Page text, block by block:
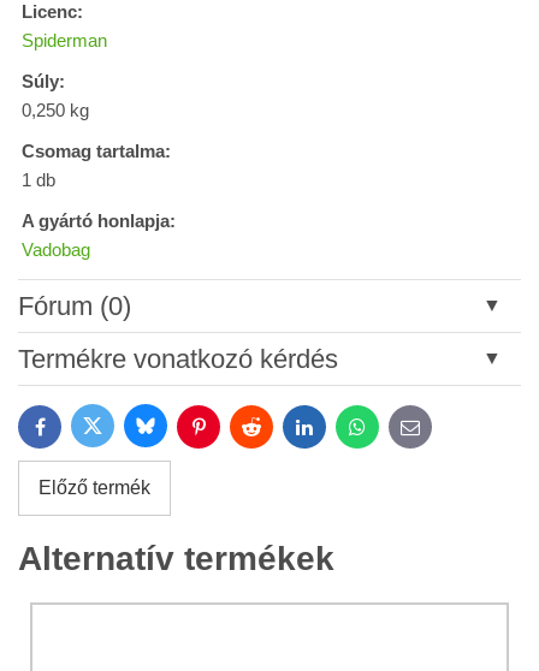
Licenc:
Spiderman
Súly:
0,250 kg
Csomag tartalma:
1 db
A gyártó honlapja:
Vadobag
Fórum (0)
Új hozzászólás
Cím:
Név:*
Termékre vonatkozó kérdés
*
Az Ön email címe: *
FacebookTwitter BlueskyPinterestReddit LinkedInWhatsApp
E-
mail
Előző termék
Alternatív termékek